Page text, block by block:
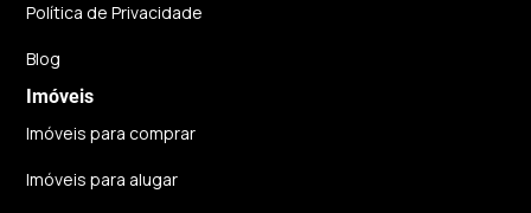
Política de Privacidade
Blog
Imóveis
Imóveis para comprar
Imóveis para alugar